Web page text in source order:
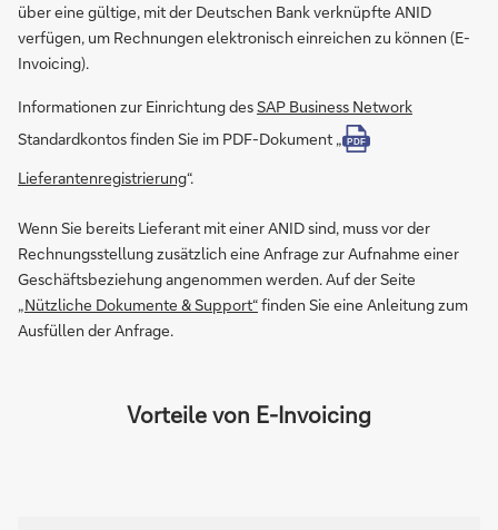
über eine gültige, mit der Deutschen Bank verknüpfte ANID
verfügen, um Rechnungen elektronisch einreichen zu können (E-
Invoicing).
Informationen zur Einrichtung desSAP Business Network
Standardkontos finden Sie im PDF-Dokument „ PDF
Lieferantenregistrierung“.
Wenn Sie bereits Lieferant mit einer ANID sind, muss vor der
Rechnungsstellung zusätzlich eine Anfrage zur Aufnahme einer
Geschäftsbeziehung angenommen werden. Auf der Seite
„Nützliche Dokumente & Support“finden Sie eine Anleitung zum
Ausfüllen der Anfrage.
Vorteile von E-Invoicing